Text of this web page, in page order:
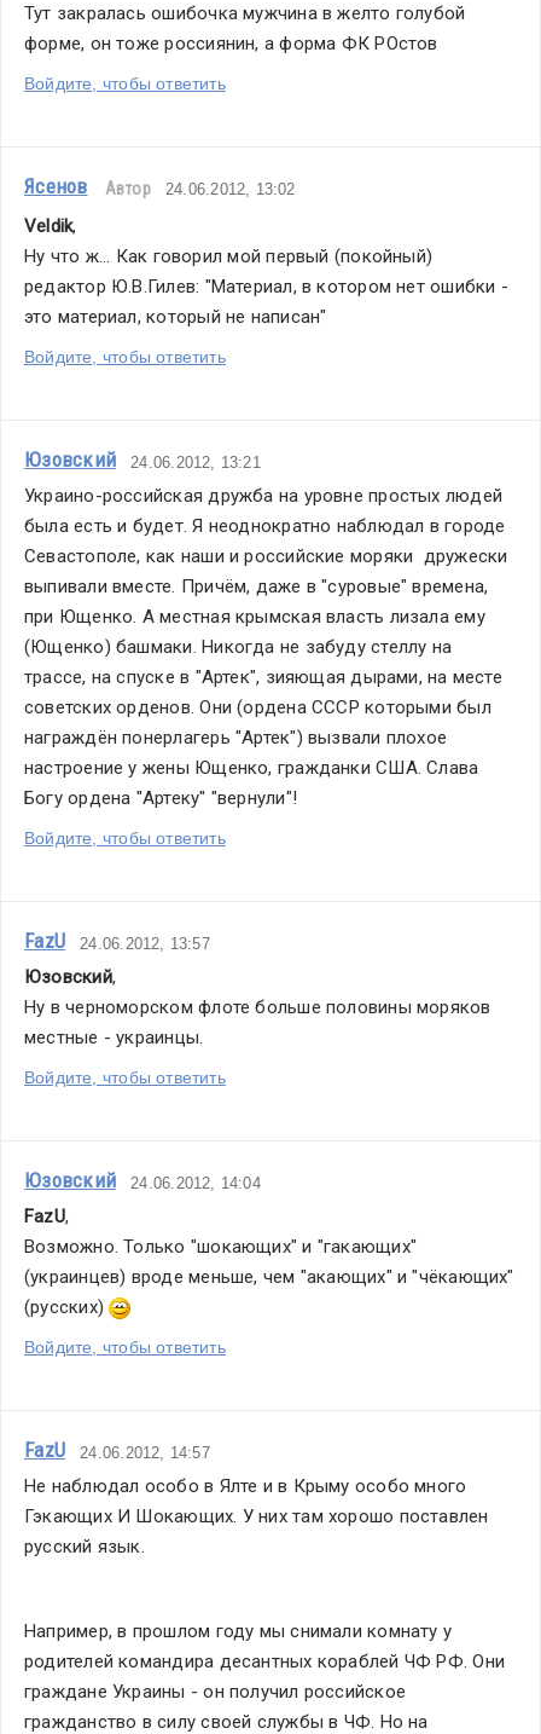
Тут закралась ошибочка мужчина в желто голубой
форме, он тоже россиянин, а форма ФК РОстов
Войдите, чтобы ответить
Ясенов Автор 24.06.2012, 13:02
Veldik,
Ну что ж... Как говорил мой первый (покойный)
редактор Ю.В.Гилев: "Материал, в котором нет ошибки -
это материал, который не написан"
Войдите, чтобы ответить
Юзовский 24.06.2012, 13:21
Украино-российская дружба на уровне простых людей
была есть и будет. Я неоднократно наблюдал в городе
Севастополе, как наши и российские моряки  дружески
выпивали вместе. Причём, даже в "суровые" времена,
при Ющенко. А местная крымская власть лизала ему
(Ющенко) башмаки. Никогда не забуду стеллу на
трассе, на спуске в "Артек", зияющая дырами, на месте
советских орденов. Они (ордена СССР которыми был
награждён понерлагерь "Артек") вызвали плохое
настроение у жены Ющенко, гражданки США. Слава
Богу ордена "Артеку" "вернули"!
Войдите, чтобы ответить
FazU 24.06.2012, 13:57
Юзовский,
Ну в черноморском флоте больше половины моряков
местные - украинцы.
Войдите, чтобы ответить
Юзовский 24.06.2012, 14:04
FazU,
Возможно. Только "шокающих" и "гакающих"
(украинцев) вроде меньше, чем "акающих" и "чёкающих"
(русских)
Войдите, чтобы ответить
FazU 24.06.2012, 14:57
Не наблюдал особо в Ялте и в Крыму особо много
Гэкающих И Шокающих. У них там хорошо поставлен
русский язык.
Например, в прошлом году мы снимали комнату у
родителей командира десантных кораблей ЧФ РФ. Они
граждане Украины - он получил российское
гражданство в силу своей службы в ЧФ. Но на